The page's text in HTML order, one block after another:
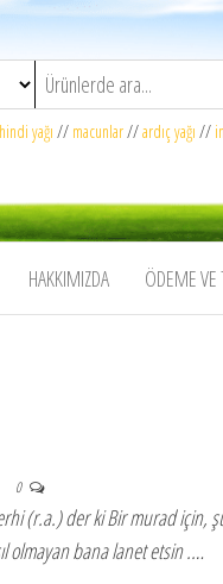
yağı // macunlar//ardıç yağı //
HAKKIMIZDA ÖDEME
0
(r.a.) der ki Bir murad için,
olmayan bana lanet etsin .…